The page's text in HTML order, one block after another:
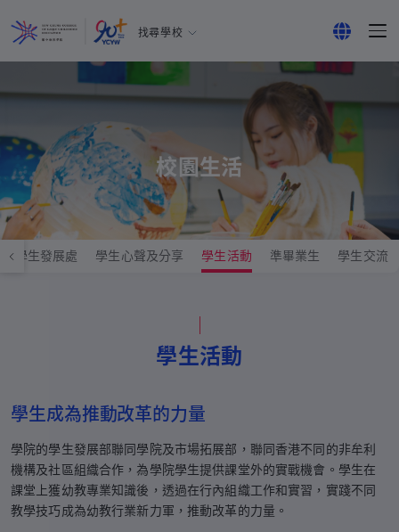
找尋學校
所有耀中耀華學校
English
繁體中文
简体中文
校園生活
學生發展處 學生心聲及分享 學生活動 準畢業生 學生交流
學生活動
學生成為推動改革的力量
學院的學生發展部聯同學院及市場拓展部，聯同香港不同的非牟利
機構及社區組織合作，為學院學生提供課堂外的實戰機會。學生在
課堂上獲幼教專業知識後，透過在行內組織工作和實習，實踐不同
教學技巧成為幼教行業新力軍，推動改革的力量。